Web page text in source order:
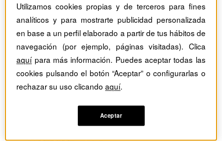
The Bold Choice selección exclusiva
Top Employers selección exclusiva
Hemeroteca
Monográficos
Dossieres
Revistas del mes
Utilizamos cookies propias y de terceros para fines
analíticos y para mostrarte publicidad personalizada
en base a un perfil elaborado a partir de tus hábitos de
navegación (por ejemplo, páginas visitadas). Clica
aquípara más información. Puedes aceptar todas las
cookies pulsando el botón “Aceptar” o configurarlas o
rechazar su uso clicandoaquí.
Aceptar